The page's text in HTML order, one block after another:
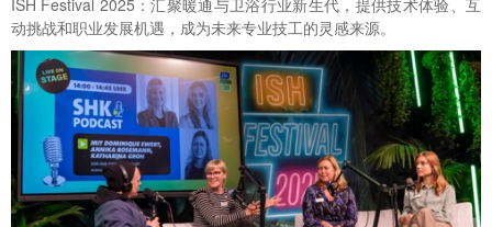
动挑战和职业发展机遇，成为未来专业技工的灵感来源。